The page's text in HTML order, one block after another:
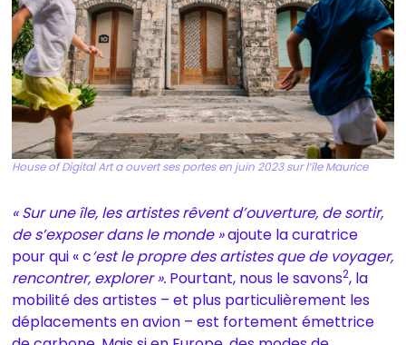
House of Digital Art a ouvert ses portes en juin 2023 sur l’île Maurice
« Sur une île, les artistes rêvent d’ouverture, de sortir,
de s’exposer dans le monde »ajoute la curatrice
pour qui « c‘est le propre des artistes que de voyager,
rencontrer, explorer ». Pourtant, nous le savons2, la
mobilité des artistes – et plus particulièrement les
déplacements en avion – est fortement émettrice